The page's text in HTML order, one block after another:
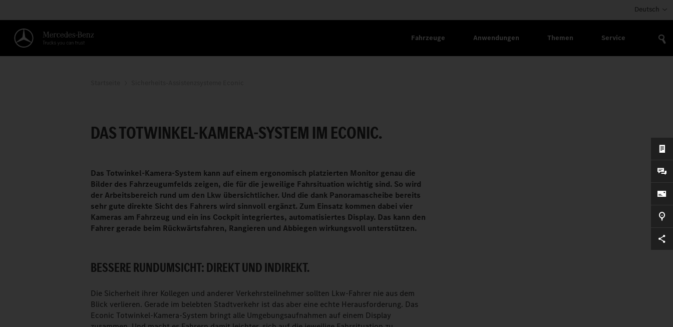
Deutsch
Fahrzeuge Anwendungen Themen Service
DAS TOTWINKEL-KAMERA-SYSTEM IM ECONIC.
Das Totwinkel-Kamera-System kann auf einem ergonomisch platzierten Monitor genau die
Bilder des Fahrzeugumfelds zeigen, die für die jeweilige Fahrsituation wichtig sind. So wird
der Arbeitsbereich rund um den Lkw übersichtlicher. Und die dank Panoramascheibe bereits
sehr gute direkte Sicht des Fahrers wird sinnvoll ergänzt. Zum Einsatz kommen dabei vier
Kameras am Fahrzeug und ein ins Cockpit integriertes, automatisiertes Display. Das kann den
Fahrer gerade beim Rückwärtsfahren, Rangieren und Abbiegen wirkungsvoll unterstützen.
BESSERE RUNDUMSICHT: DIREKT UND INDIREKT.
Die Sicherheit ihrer Kollegen und anderer Verkehrsteilnehmer sollten Lkw-Fahrer nie aus dem
Blick verlieren. Gerade im belebten Stadtverkehr ist das aber eine echte Herausforderung. Das
Econic Totwinkel-Kamera-System bringt alle Umgebungsaufnahmen auf einem Display